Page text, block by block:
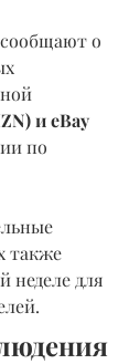
о
и eBay
по
также
неделе для